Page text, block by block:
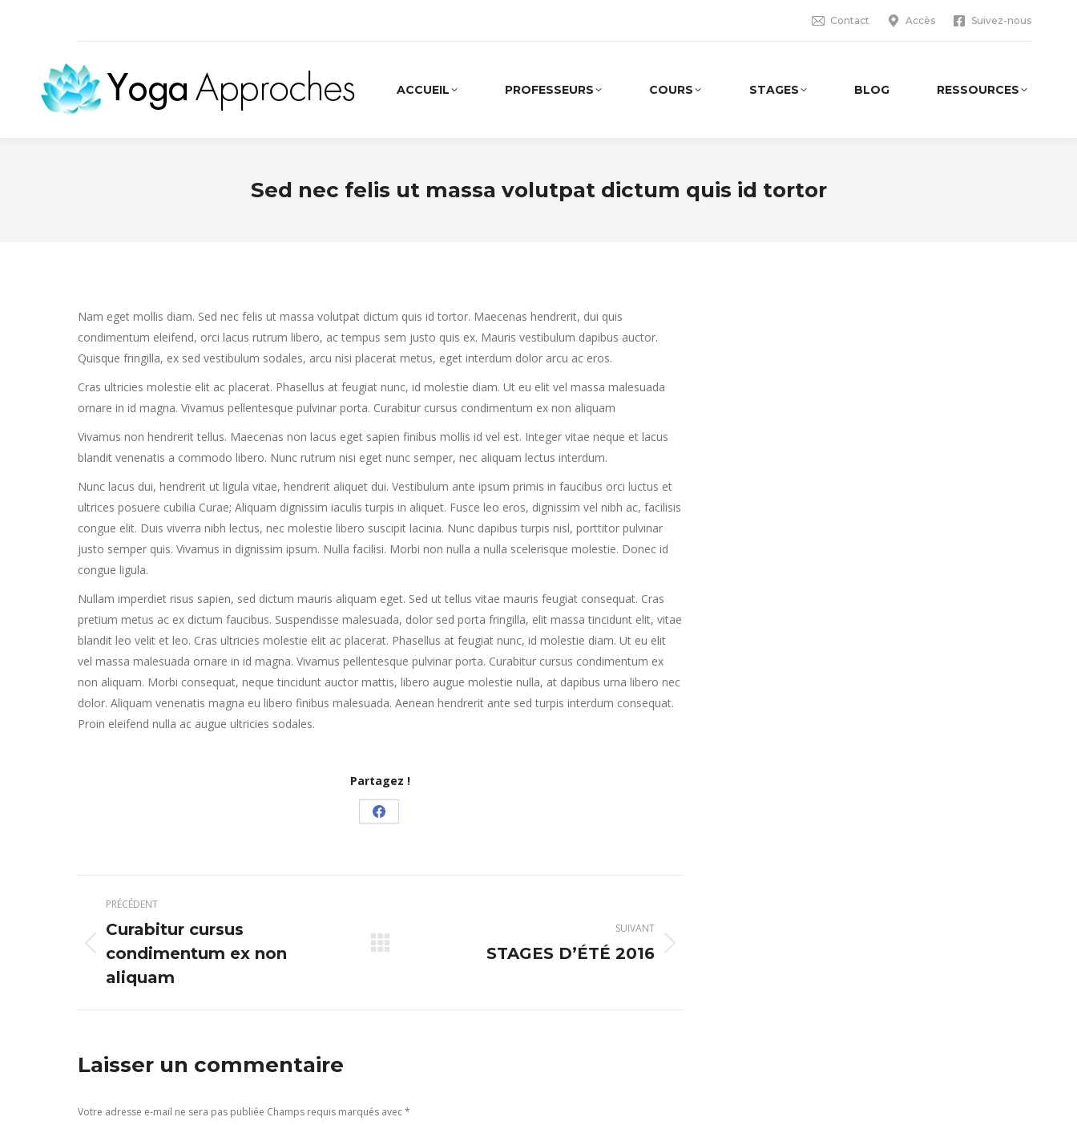
Contact Accès Suivez-nous
ACCUEIL PROFESSEURS COURS STAGES BLOG RESSOURCES
Sed nec felis ut massa volutpat dictum quis id tortor
Nam eget mollis diam. Sed nec felis ut massa volutpat dictum quis id tortor. Maecenas hendrerit, dui quis
condimentum eleifend, orci lacus rutrum libero, ac tempus sem justo quis ex. Mauris vestibulum dapibus auctor.
Quisque fringilla, ex sed vestibulum sodales, arcu nisi placerat metus, eget interdum dolor arcu ac eros.
Cras ultricies molestie elit ac placerat. Phasellus at feugiat nunc, id molestie diam. Ut eu elit vel massa malesuada
ornare in id magna. Vivamus pellentesque pulvinar porta. Curabitur cursus condimentum ex non aliquam
Vivamus non hendrerit tellus. Maecenas non lacus eget sapien finibus mollis id vel est. Integer vitae neque et lacus
blandit venenatis a commodo libero. Nunc rutrum nisi eget nunc semper, nec aliquam lectus interdum.
Nunc lacus dui, hendrerit ut ligula vitae, hendrerit aliquet dui. Vestibulum ante ipsum primis in faucibus orci luctus et
ultrices posuere cubilia Curae; Aliquam dignissim iaculis turpis in aliquet. Fusce leo eros, dignissim vel nibh ac, facilisis
congue elit. Duis viverra nibh lectus, nec molestie libero suscipit lacinia. Nunc dapibus turpis nisl, porttitor pulvinar
justo semper quis. Vivamus in dignissim ipsum. Nulla facilisi. Morbi non nulla a nulla scelerisque molestie. Donec id
congue ligula.
Nullam imperdiet risus sapien, sed dictum mauris aliquam eget. Sed ut tellus vitae mauris feugiat consequat. Cras
pretium metus ac ex dictum faucibus. Suspendisse malesuada, dolor sed porta fringilla, elit massa tincidunt elit, vitae
blandit leo velit et leo. Cras ultricies molestie elit ac placerat. Phasellus at feugiat nunc, id molestie diam. Ut eu elit
vel massa malesuada ornare in id magna. Vivamus pellentesque pulvinar porta. Curabitur cursus condimentum ex
non aliquam. Morbi consequat, neque tincidunt auctor mattis, libero augue molestie nulla, at dapibus urna libero nec
dolor. Aliquam venenatis magna eu libero finibus malesuada. Aenean hendrerit ante sed turpis interdum consequat.
Proin eleifend nulla ac augue ultricies sodales.
Partagez !
Partager
Facebook
Navigation
article
PRÉCÉDENT
Article
précédent
Curabitur cursus
condimentum ex non
aliquam
SUIVANT
STAGES D’ÉTÉ 2016
Laisser un commentaire
Votre adresse e-mail ne sera pas publiée Champs requis marqués avec*